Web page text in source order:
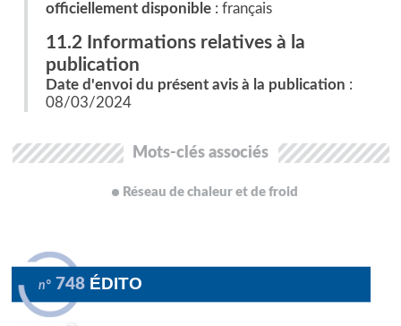
officiellement disponible: français
11.2 Informations relatives à la
publication
Date d'envoi du présent avis à la publication :
08/03/2024
Mots-clés associés
Réseau de chaleur et de froid
n° 748 ÉDITO